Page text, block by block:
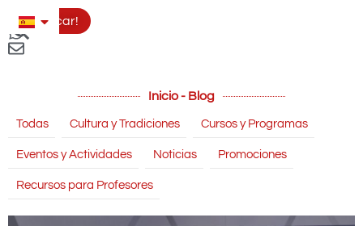
Aplicar!
Inicio - Blog
Todas Cultura y Tradiciones Cursos y Programas
Eventos y Actividades Noticias Promociones
Recursos para Profesores